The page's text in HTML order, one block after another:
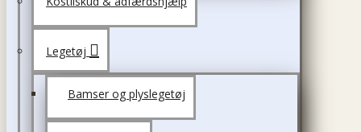
Legetøj
Bamser og plyslegetøj